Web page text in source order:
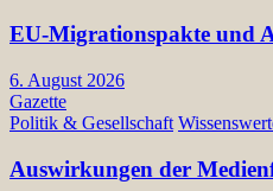
EU-Migrationspakte und
6. August 2026
Gazette
Politik & Gesellschaft
Auswirkungen der